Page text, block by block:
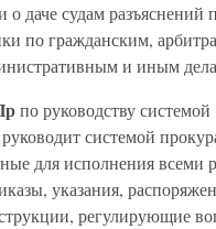
о даче судам разъяснений
по гражданским,
и иным
по руководству системой
системой
для исполнения всеми
указания,
регулирующие